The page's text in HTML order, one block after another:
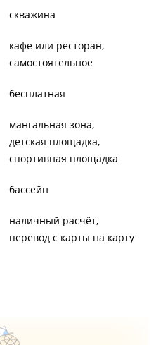
скважина
кафе или ресторан
самостоятельное
бесплатная
мангальная зона
детская площадка
спортивная площадка
бассейн
наличный расчёт
перевод с карты на карту